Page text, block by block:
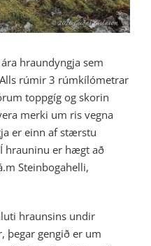
hraundyngja sem
rúmir 3 rúmkílómetrar
toppgíg og skorin
merki um ris vegna
er einn af stærstu
hrauninu er hægt að
Steinbogahelli,
hraunsins undir
þegar gengið er um